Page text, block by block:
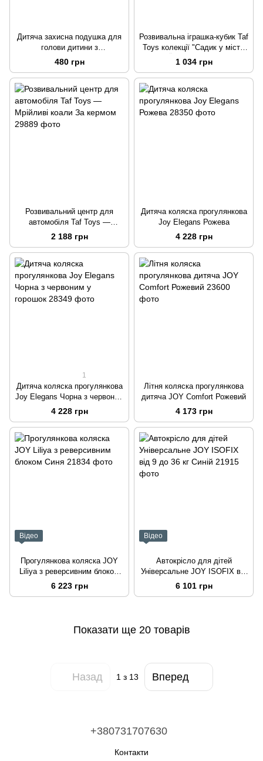
Дитяча захисна подушка для
голови дитини з
регульованими ременями
Оленя 30 см
480 грн
Розвивальна іграшка-кубик Taf
Toys колекції "Садик у місті"
— Їжачок і бурячок
1 034 грн
Розвивальний центр для
автомобіля Taf Toys —
Мрійливі коали За кермом
2 188 грн
Дитяча коляска прогулянкова
Joy Elegans Рожева
4 228 грн
1
Дитяча коляска прогулянкова
Joy Elegans Чорна з червоним
у горошок
4 228 грн
Літня коляска прогулянкова
дитяча JOY Comfort Рожевий
4 173 грн
Відео
Прогулянкова коляска JOY
Liliya з реверсивним блоком
Синя
6 223 грн
Відео
Автокрісло для дітей
Універсальне JOY ISOFIX від
9 до 36 кг Синій
6 101 грн
Показати ще 20 товарів
Назад 1з 13 Вперед
+380731707630
Контакти